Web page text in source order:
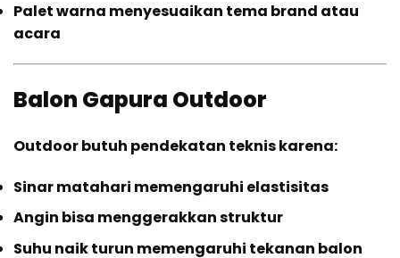
Palet warna menyesuaikan tema brand atau
acara
Balon Gapura Outdoor
Outdoor butuh pendekatan teknis karena:
Sinar matahari memengaruhi elastisitas
Angin bisa menggerakkan struktur
Suhu naik turun memengaruhi tekanan balon